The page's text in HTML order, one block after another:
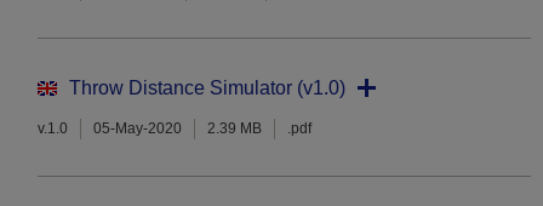
Throw Distance Simulator (v1.0)
v.1.0 05-May-2020 2.39 MB .pdf